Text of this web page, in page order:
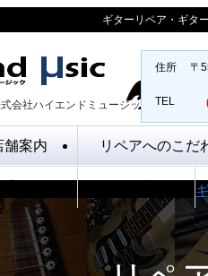
ギターリペア・ギタ
会社ハイエンドミュージック
住所 〒
TEL
舗案内 リペアへのこだ